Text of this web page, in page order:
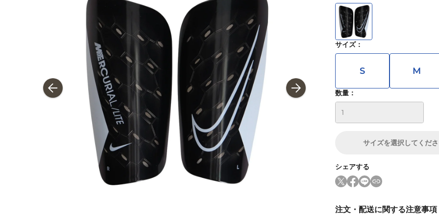
サイズ：
S M
数量：
サイズを選択してくだ
シェアする
注文・配送に関する注意事項